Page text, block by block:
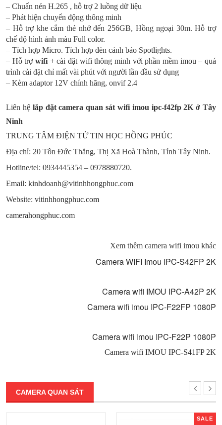
– Chuấn nén H.265 , hỗ trợ 2 luồng dữ liệu
– Phát hiện chuyển động thông minh
– Hỗ trợ khe cắm thẻ nhớ đến 256GB, Hồng ngoại 30m. Hỗ trợ
chế độ hình ảnh màu Full color.
– Tích hợp Micro. Tích hợp đèn cảnh báo Spotlights.
– Hỗ trợ wifi + cài đặt wifi thông minh với phần mềm imou – quá
trình cài đặt chỉ mất vài phút với người lần đầu sử dụng
– Kèm adaptor 12V chính hãng, onvif 2.4
Liên hệlắp đặt camera quan sát wifi imou ipc-f42fp 2K ở Tây
Ninh
TRUNG TÂM ĐIỆN TỬ TIN HỌC HỒNG PHÚC
Địa chỉ: 20 Tôn Đức Thắng, Thị Xã Hoà Thành, Tỉnh Tây Ninh.
Hotline/tel: 0934445354 – 0978880720.
Email: kinhdoanh@vitinhhongphuc.com
Website: vitinhhongphuc.com
camerahongphuc.com
Xem thêm camera wifi imou khác
Camera WIFI Imou IPC-S42FP 2K
Camera wifi IMOU IPC-A42P 2K
Camera wifi imou IPC-F22FP 1080P
Camera wifi imou IPC-F22P 1080P
Camera wifi IMOU IPC-S41FP 2K
CAMERA QUAN SÁT
SALE